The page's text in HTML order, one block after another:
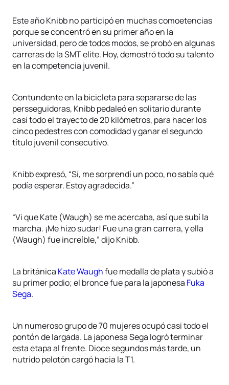
Este año Knibb no participó en muchas comoetencias
porque se concentró en su primer año en la
universidad, pero de todos modos, se probó en algunas
carreras de la SMT elite. Hoy, demostró todo su talento
en la competencia juvenil.
Contundente en la bicicleta para separarse de las
persseguidoras, Knibb pedaleó en solitario durante
casi todo el trayecto de 20 kilómetros, para hacer los
cinco pedestres con comodidad y ganar el segundo
título juvenil consecutivo.
Knibb expresó, “Sí, me sorprendí un poco, no sabía qué
podía esperar. Estoy agradecida.”
“Vi que Kate (Waugh) se me acercaba, así que subí la
marcha. ¡Me hizo sudar! Fue una gran carrera, y ella
(Waugh) fue increíble,” dijo Knibb.
La británica Kate Waughfue medalla de plata y subió a
su primer podio; el bronce fue para la japonesa Fuka
Sega.
Un numeroso grupo de 70 mujeres ocupó casi todo el
pontón de largada. La japonesa Sega logró terminar
esta etapa al frente. Dioce segundos más tarde, un
nutrido pelotón cargó hacia la T1.